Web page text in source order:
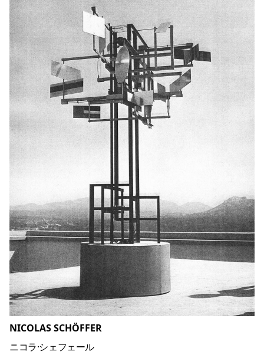
NICOLAS SCHÖFFER
ニコラ·シェフェール